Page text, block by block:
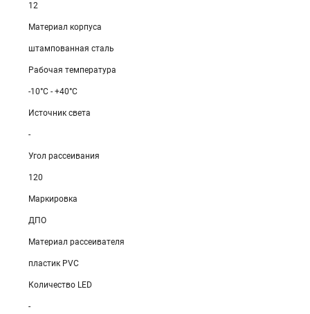
12
Материал корпуса
штампованная сталь
Рабочая температура
-10°C - +40°C
Источник света
-
Угол рассеивания
120
Маркировка
ДПО
Материал рассеивателя
пластик PVC
Количество LED
-